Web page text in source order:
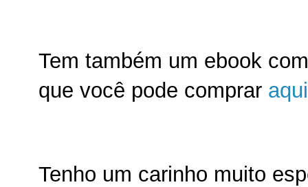
Tem também um ebook
que você pode comprar aqui
Tenho um carinho muito